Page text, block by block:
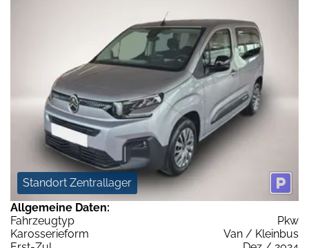
Standort Zentrallager
Allgemeine Daten:
Fahrzeugtyp
Pkw
Karosserieform
Van / Kleinbus